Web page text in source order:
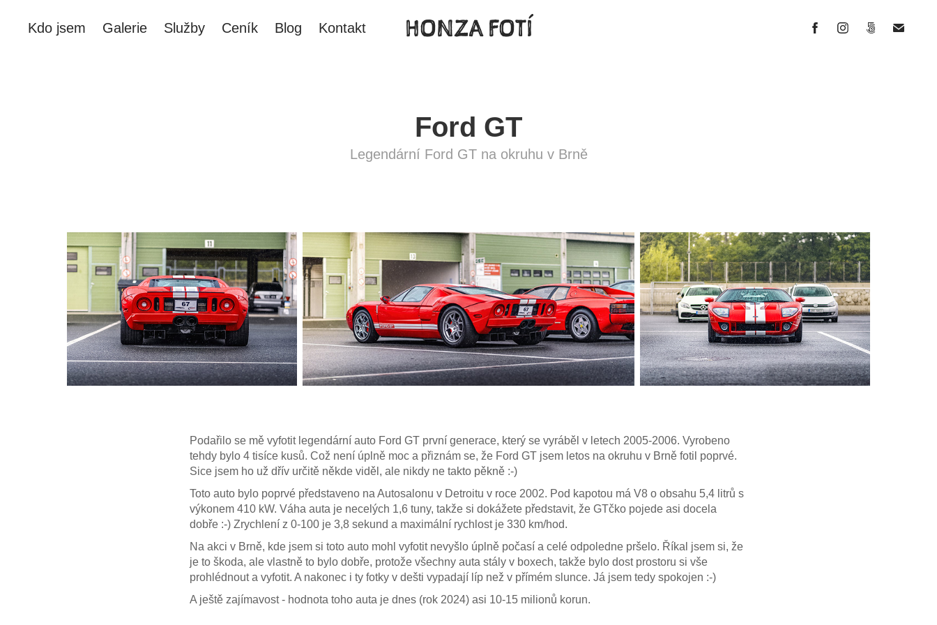
Kdo jsem Galerie Služby Ceník Blog Kontakt HONZA FOTÍ
Ford GT
Legendární Ford GT na okruhu v Brně
Podařilo se mě vyfotit legendární auto Ford GT první generace, který se vyráběl v letech 2005-2006. Vyrobeno
tehdy bylo 4 tisíce kusů. Což není úplně moc a přiznám se, že Ford GT jsem letos na okruhu v Brně fotil poprvé.
Sice jsem ho už dřív určitě někde viděl, ale nikdy ne takto pěkně :-)
Toto auto bylo poprvé představeno na Autosalonu v Detroitu v roce 2002. Pod kapotou má V8 o obsahu 5,4 litrů s
výkonem 410 kW. Váha auta je necelých 1,6 tuny, takže si dokážete představit, že GTčko pojede asi docela
dobře :-) Zrychlení z 0-100 je 3,8 sekund a maximální rychlost je 330 km/hod.
Na akci v Brně, kde jsem si toto auto mohl vyfotit nevyšlo úplně počasí a celé odpoledne pršelo. Říkal jsem si, že
je to škoda, ale vlastně to bylo dobře, protože všechny auta stály v boxech, takže bylo dost prostoru si vše
prohlédnout a vyfotit. A nakonec i ty fotky v dešti vypadají líp než v přímém slunce. Já jsem tedy spokojen :-)
A ještě zajímavost - hodnota toho auta je dnes (rok 2024) asi 10-15 milionů korun.